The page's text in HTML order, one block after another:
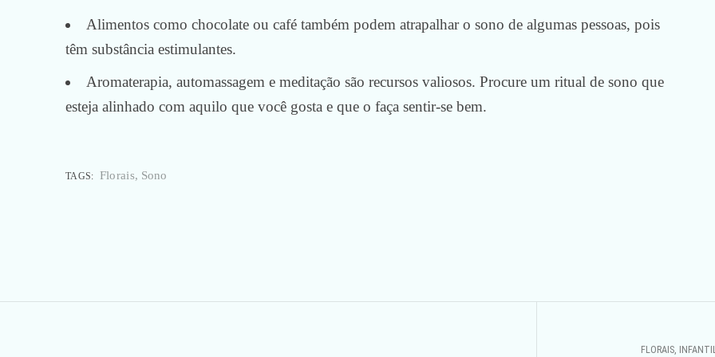
Alimentos como chocolate ou café também podem atrapalhar o sono de algumas pessoas, pois
têm substância estimulantes.
Aromaterapia, automassagem e meditação são recursos valiosos. Procure um ritual de sono que
esteja alinhado com aquilo que você gosta e que o faça sentir-se bem.
TAGS: Florais Sono
FLORAIS,